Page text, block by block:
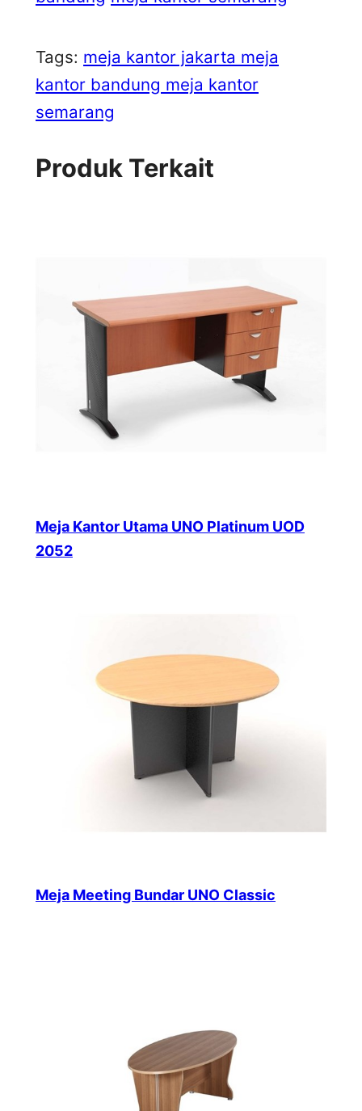
Tags: meja kantor jakarta meja
kantor bandung meja kantor
semarang
Produk Terkait
Meja Kantor Utama UNO Platinum UOD
2052
Meja Meeting Bundar UNO Classic